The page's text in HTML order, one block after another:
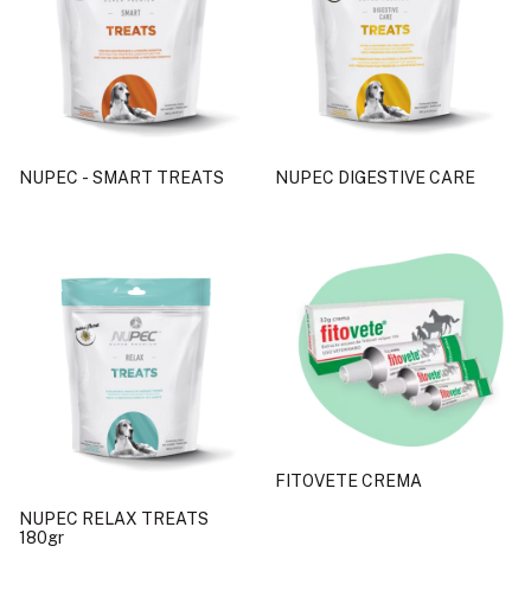
NUPEC - SMART TREATS NUPEC DIGESTIVE CARE
NUPEC RELAX TREATS
180gr
FITOVETE CREMA